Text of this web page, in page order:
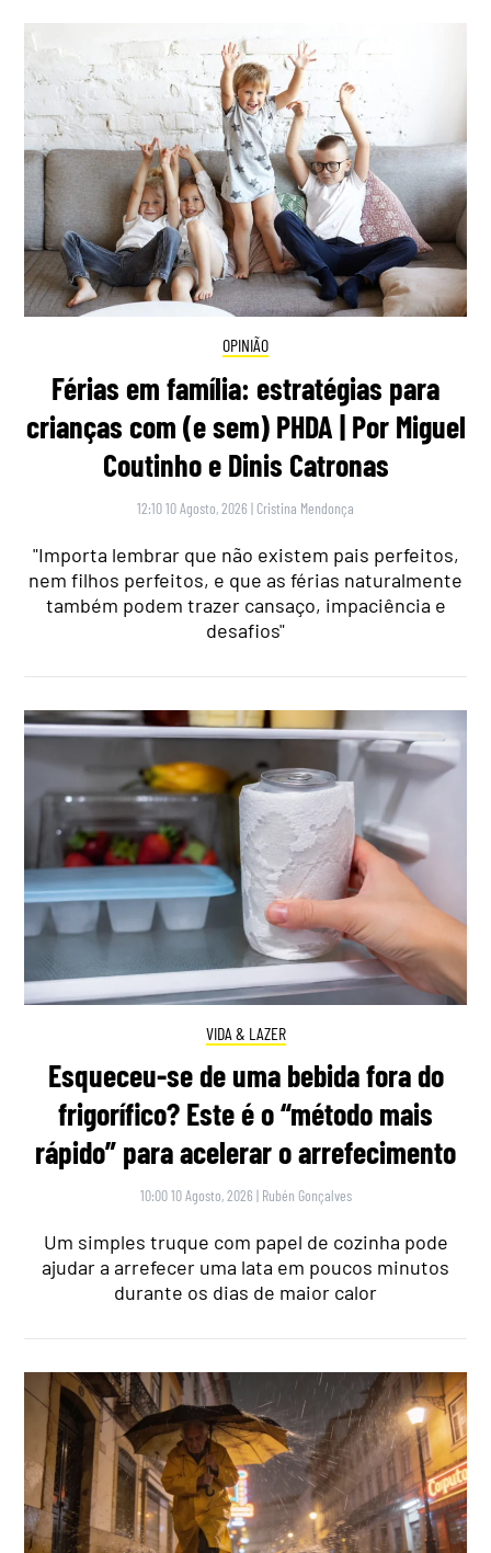
OPINIÃO
Férias em família: estratégias para
crianças com (e sem) PHDA | Por Miguel
Coutinho e Dinis Catronas
12:10 10 Agosto, 2026 | Cristina Mendonça
"Importa lembrar que não existem pais perfeitos,
nem filhos perfeitos, e que as férias naturalmente
também podem trazer cansaço, impaciência e
desafios"
VIDA & LAZER
Esqueceu-se de uma bebida fora do
frigorífico? Este é o “método mais
rápido” para acelerar o arrefecimento
10:00 10 Agosto, 2026 | Rubén Gonçalves
Um simples truque com papel de cozinha pode
ajudar a arrefecer uma lata em poucos minutos
durante os dias de maior calor